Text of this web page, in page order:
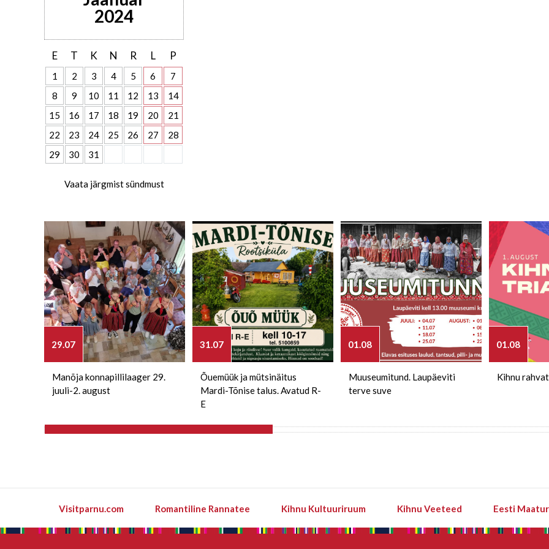
2024
E T K N R L P
1 2 3 4 5 6
7
8
9 10 11 12 13
14
15
16 17 18 19 20
21
22
23 24 25 26 27
28
29
30 31
Vaata järgmist sündmust
29.07
Manõja konnapillilaager 29.
juuli-2. august
31.07
Õuemüük ja mütsinäitus
Mardi-Tõnise talus. Avatud R-
E
01.08
Muuseumitund. Laupäeviti
terve suve
01.08
Kihnu
Visitparnu.com Romantiline Rannatee Kihnu Kultuuriruum Kihnu Veeteed Eesti